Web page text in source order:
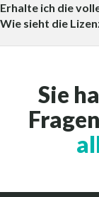
Erhalte ich die
Wie sieht die
Sie